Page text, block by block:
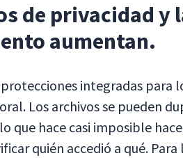
de privacidad y
aumentan.
integradas para
Los archivos se pueden
que hace casi imposible
quién accedió a qué.